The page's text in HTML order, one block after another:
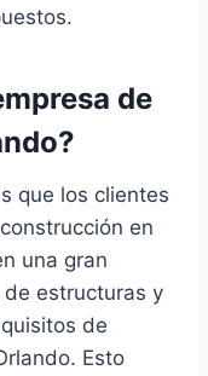
de
que los clientes
en
una gran
estructuras y
de
Esto